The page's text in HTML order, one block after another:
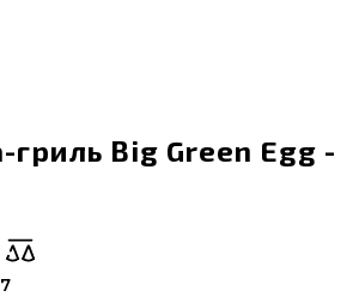
гриль Big Green Egg -